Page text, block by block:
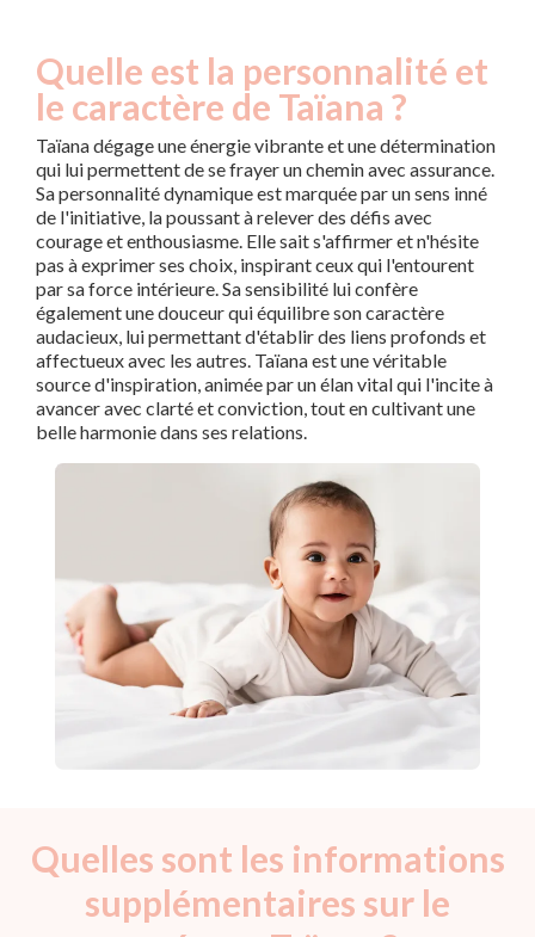
Quelle est la personnalité et
le caractère de Taïana ?
Taïana dégage une énergie vibrante et une détermination
qui lui permettent de se frayer un chemin avec assurance.
Sa personnalité dynamique est marquée par un sens inné
de l'initiative, la poussant à relever des défis avec
courage et enthousiasme. Elle sait s'affirmer et n'hésite
pas à exprimer ses choix, inspirant ceux qui l'entourent
par sa force intérieure. Sa sensibilité lui confère
également une douceur qui équilibre son caractère
audacieux, lui permettant d'établir des liens profonds et
affectueux avec les autres. Taïana est une véritable
source d'inspiration, animée par un élan vital qui l'incite à
avancer avec clarté et conviction, tout en cultivant une
belle harmonie dans ses relations.
Quelles sont les informations
supplémentaires sur le